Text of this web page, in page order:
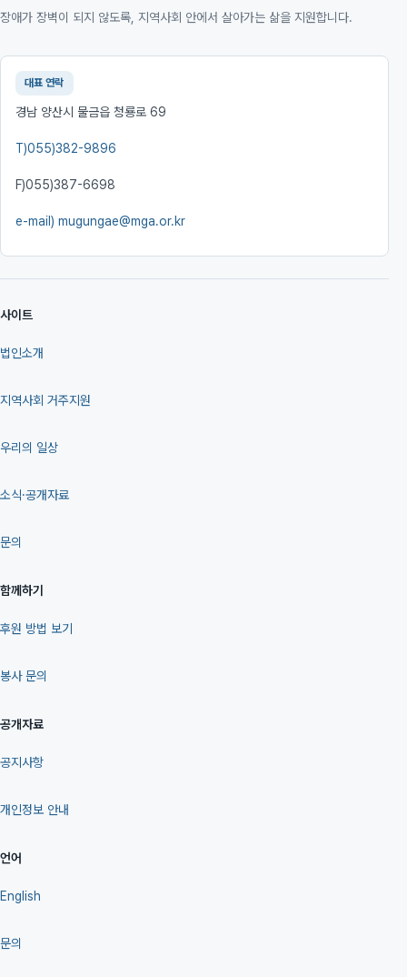
장애가 장벽이 되지 않도록, 지역사회 안에서 살아가는 삶을 지원합니다.
대표 연락
경남 양산시 물금읍 청룡로 69
T)055)382-9896
F)055)387-6698
e-mail) mugungae@mga.or.kr
사이트
법인소개
지역사회 거주지원
우리의 일상
소식·공개자료
문의
함께하기
후원 방법 보기
봉사 문의
공개자료
공지사항
개인정보 안내
언어
English
문의